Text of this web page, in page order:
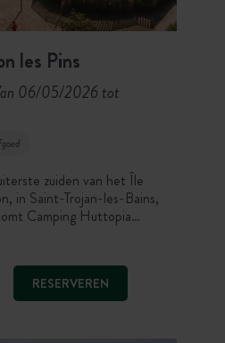
les Pins
06/05/2026 tot
zuiden van het Île
in Saint-Trojan-les-Bains,
Camping Huttopia
in de natuur met twee
een restaurant en
fietsverhuur ter plaatse.
RESERVEREN